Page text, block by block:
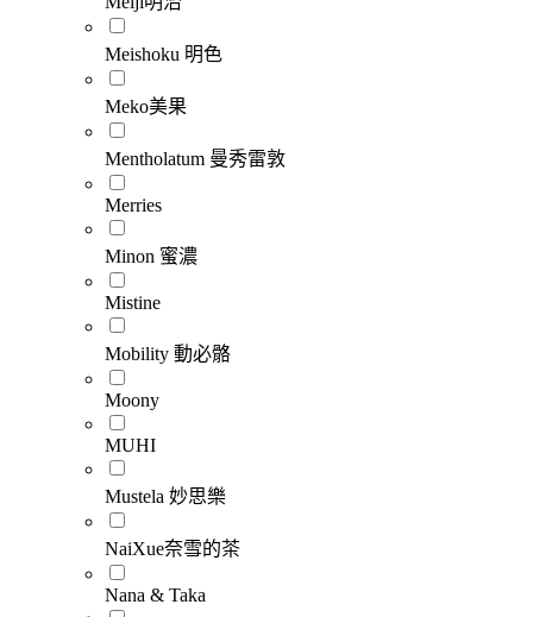
Meishoku 明色
Meko美果
Mentholatum 曼秀雷敦
Merries
Minon 蜜濃
Mistine
Mobility 動必骼
Moony
MUHI
Mustela 妙思樂
NaiXue奈雪的茶
Nana & Taka